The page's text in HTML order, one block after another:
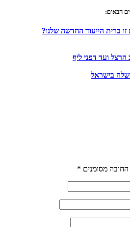
הבאים:
ברית הייעוד החדשה שלנו?
הרצל ועד דפני ליף
בישראל
מסומנים *